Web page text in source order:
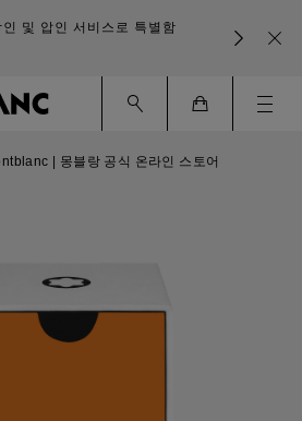
및 압인 서비스로 특별함
| 몽블랑 공식 온라인 스토어